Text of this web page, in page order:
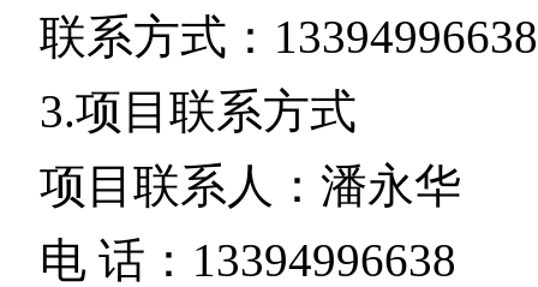
联系方式：13394996638
3.项目联系方式
项目联系人：潘永华
电 话：13394996638